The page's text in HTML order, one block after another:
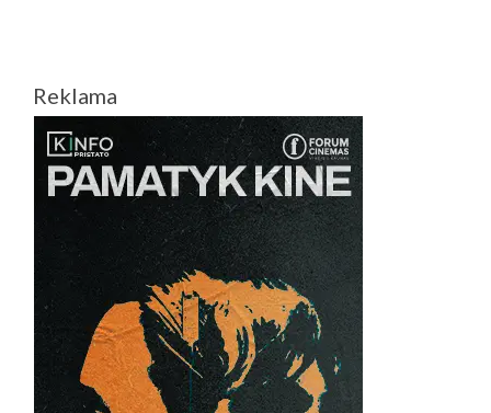
Reklama